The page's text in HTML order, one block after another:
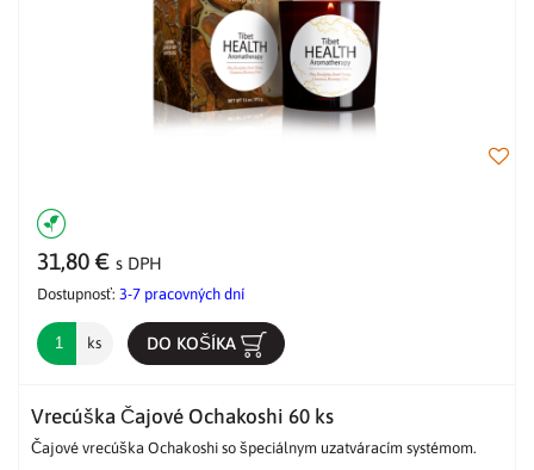
31,80 € s DPH
Dostupnosť: 3-7 pracovných dní
ks DO KOŠÍKA
Vrecúška Čajové Ochakoshi 60 ks
Čajové vrecúška Ochakoshi so špeciálnym uzatváracím systémom.